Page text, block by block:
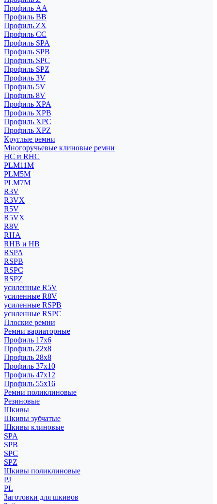
Профиль АА
Профиль BB
Профиль ZX
Профиль CC
Профиль SPA
Профиль SPB
Профиль SPC
Профиль SPZ
Профиль 3V
Профиль 5V
Профиль 8V
Профиль XPA
Профиль XPB
Профиль XPC
Профиль XPZ
Круглые ремни
Многоручьевые клиновые ремни
HC и RHC
PLM11M
PLM5M
PLM7M
R3V
R3VX
R5V
R5VX
R8V
RHA
RHB и HB
RSPA
RSPB
RSPC
RSPZ
усиленные R5V
усиленные R8V
усиленные RSPB
усиленные RSPC
Плоские ремни
Ремни вариаторные
Профиль 17x6
Профиль 22x8
Профиль 28x8
Профиль 37x10
Профиль 47x12
Профиль 55x16
Ремни поликлиновые
Резиновые
Шкивы
Шкивы зубчатые
Шкивы клиновые
SPA
SPB
SPC
SPZ
Шкивы поликлиновые
PJ
PL
Заготовки для шкивов